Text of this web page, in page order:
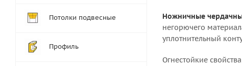
Ножничные
негорючего
уплотнительный
Огнестойкие
Потолки подвесные
Профиль